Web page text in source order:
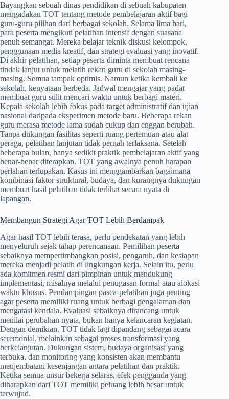
Bayangkan sebuah dinas pendidikan di sebuah kabupaten
mengadakan TOT tentang metode pembelajaran aktif bagi
guru-guru pilihan dari berbagai sekolah. Selama lima hari,
para peserta mengikuti pelatihan intensif dengan suasana
penuh semangat. Mereka belajar teknik diskusi kelompok,
penggunaan media kreatif, dan strategi evaluasi yang inovatif.
Di akhir pelatihan, setiap peserta diminta membuat rencana
tindak lanjut untuk melatih rekan guru di sekolah masing-
masing. Semua tampak optimis. Namun ketika kembali ke
sekolah, kenyataan berbeda. Jadwal mengajar yang padat
membuat guru sulit mencari waktu untuk berbagi materi.
Kepala sekolah lebih fokus pada target administratif dan ujian
nasional daripada eksperimen metode baru. Beberapa rekan
guru merasa metode lama sudah cukup dan enggan berubah.
Tanpa dukungan fasilitas seperti ruang pertemuan atau alat
peraga, pelatihan lanjutan tidak pernah terlaksana. Setelah
beberapa bulan, hanya sedikit praktik pembelajaran aktif yang
benar-benar diterapkan. TOT yang awalnya penuh harapan
perlahan terlupakan. Kasus ini menggambarkan bagaimana
kombinasi faktor struktural, budaya, dan kurangnya dukungan
membuat hasil pelatihan tidak terlihat secara nyata di
lapangan.
Membangun Strategi Agar TOT Lebih Berdampak
Agar hasil TOT lebih terasa, perlu pendekatan yang lebih
menyeluruh sejak tahap perencanaan. Pemilihan peserta
sebaiknya mempertimbangkan posisi, pengaruh, dan kesiapan
mereka menjadi pelatih di lingkungan kerja. Selain itu, perlu
ada komitmen resmi dari pimpinan untuk mendukung
implementasi, misalnya melalui penugasan formal atau alokasi
waktu khusus. Pendampingan pasca-pelatihan juga penting
agar peserta memiliki ruang untuk berbagi pengalaman dan
mengatasi kendala. Evaluasi sebaiknya dirancang untuk
menilai perubahan nyata, bukan hanya kelancaran kegiatan.
Dengan demikian, TOT tidak lagi dipandang sebagai acara
seremonial, melainkan sebagai proses transformasi yang
berkelanjutan. Dukungan sistem, budaya organisasi yang
terbuka, dan monitoring yang konsisten akan membantu
menjembatani kesenjangan antara pelatihan dan praktik.
Ketika semua unsur bekerja selaras, efek pengganda yang
diharapkan dari TOT memiliki peluang lebih besar untuk
terwujud.